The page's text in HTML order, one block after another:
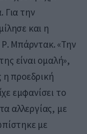
Για την
και η
Μπάρντακ. «Την
είναι ομαλή»,
προεδρική
εμφανίσει το
αλλεργίας, με
με